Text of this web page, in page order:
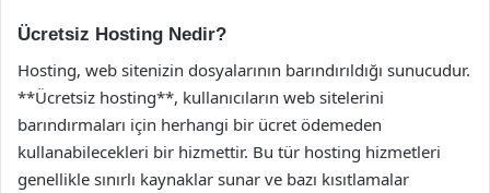
Ücretsiz Hosting Nedir?
Hosting, web sitenizin dosyalarının barındırıldığı sunucudur.
**Ücretsiz hosting**, kullanıcıların web sitelerini
barındırmaları için herhangi bir ücret ödemeden
kullanabilecekleri bir hizmettir. Bu tür hosting hizmetleri
genellikle sınırlı kaynaklar sunar ve bazı kısıtlamalar